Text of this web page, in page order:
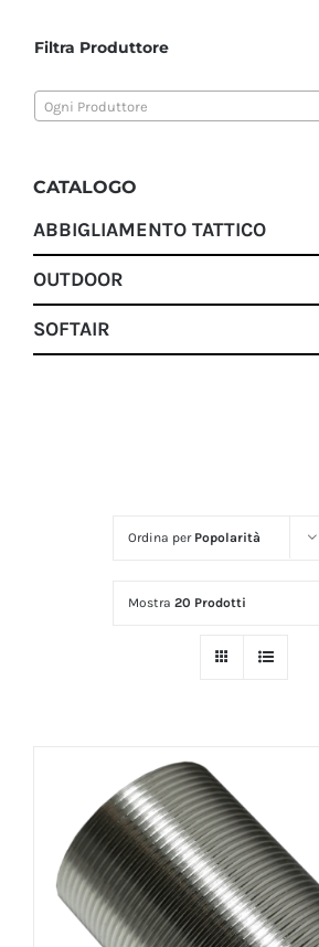
Ordina per Popolarità
Mostra 20 Prodotti
Filtra Produttore
Ogni Produttore
CATALOGO
ABBIGLIAMENTO TATTICO
OUTDOOR
SOFTAIR